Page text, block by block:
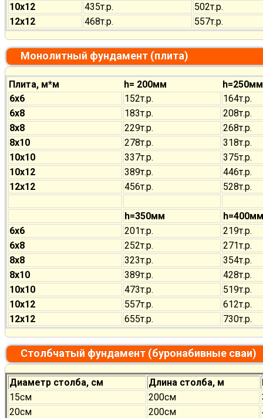
10х12
435т.р.
502т.р.
12х12
468т.р. 557т.р.
Монолитный фундамент (плита)
Плита, м*м h= 200мм
h=250мм
6х6
152т.р.
164т.р.
6х8
183т.р.
208т.р.
8х8
229т.р.
268т.р.
8х10
278т.р.
318т.р.
10х10
337т.р.
375т.р.
10х12
389т.р.
446т.р.
12х12
456т.р. 528т.р.
h=350мм
h=400мм
6х6
201т.р.
219т.р.
6х8
252т.р.
271т.р.
8х8
323т.р.
354т.р.
8х10
389т.р.
428т.р.
10х10
473т.р.
519т.р.
10х12
557т.р.
612т.р.
12х12
655т.р. 730т.р.
Столбчатый фундамент (буронабивные сваи)
Диаметр столба, см Длина столба, м
15см
200см
20см
200см